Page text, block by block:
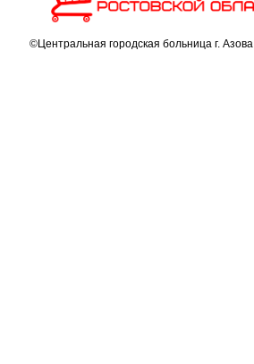
©Центральная городская больница г. Азова